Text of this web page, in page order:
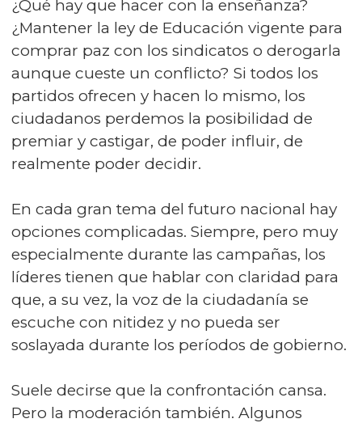
¿Qué hay que hacer con la enseñanza?
¿Mantener la ley de Educación vigente para
comprar paz con los sindicatos o derogarla
aunque cueste un conflicto? Si todos los
partidos ofrecen y hacen lo mismo, los
ciudadanos perdemos la posibilidad de
premiar y castigar, de poder influir, de
realmente poder decidir.
En cada gran tema del futuro nacional hay
opciones complicadas. Siempre, pero muy
especialmente durante las campañas, los
líderes tienen que hablar con claridad para
que, a su vez, la voz de la ciudadanía se
escuche con nitidez y no pueda ser
soslayada durante los períodos de gobierno.
Suele decirse que la confrontación cansa.
Pero la moderación también. Algunos